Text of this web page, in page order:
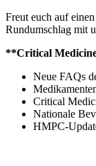
Freut euch auf
Rundumschlag mit
**Critical
Neue FAQs
Critical
Nationale
HMPC-